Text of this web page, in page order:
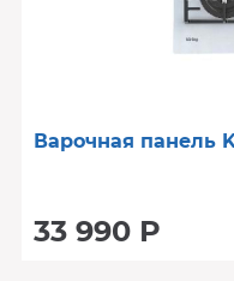
Варочная панель
33 990 Р